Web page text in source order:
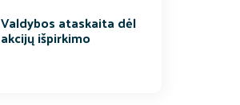
Valdybos ataskaita dėl
akcijų išpirkimo